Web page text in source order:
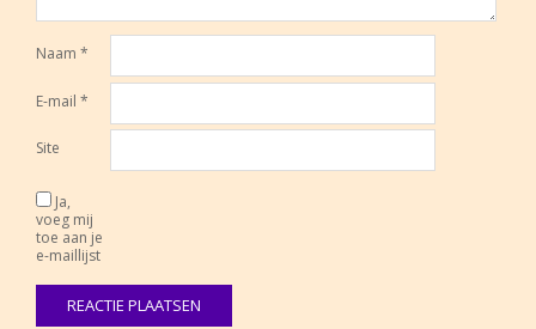
Naam *
E-mail *
Site
Ja,
voeg mij
toe aan je
e-maillijst